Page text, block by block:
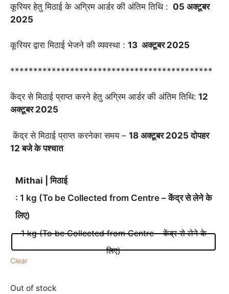
कूरियर हेतु मिठाई के अग्रिम आर्डर की अंतिम तिथि : 05 अक्टूबर
2025
कूरियर द्वारा मिठाई भेजने की व्यवस्था : 13 अक्टूबर 2025
********************************************
केंद्र से मिठाई प्राप्त करने हेतु अग्रिम आर्डर की अंतिम तिथि: 12
अक्टूबर 2025
केंद्र से मिठाई प्राप्त करनेका समय – 18 अक्टूबर 2025 दोपहर
12 बजे के पश्चात
Mithai | मिठाई
: 1 kg (To be Collected from Centre – केंद्र से लेने के
लिए)
1 kg (To be Collected from Centre – केंद्र से लेने के
लिए)
Clear
Out of stock